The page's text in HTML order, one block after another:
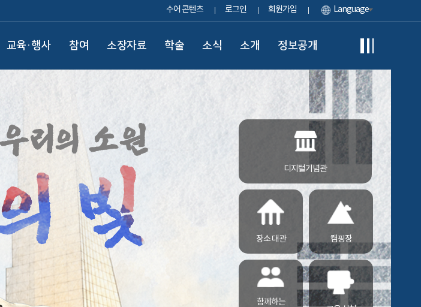
수어 콘텐츠 로그인 회원가입 Language
교육·행사 참여 소장자료 학술 소식 소개 정보공개
디지털기념관
장소 대관 캠핑장
함께하는